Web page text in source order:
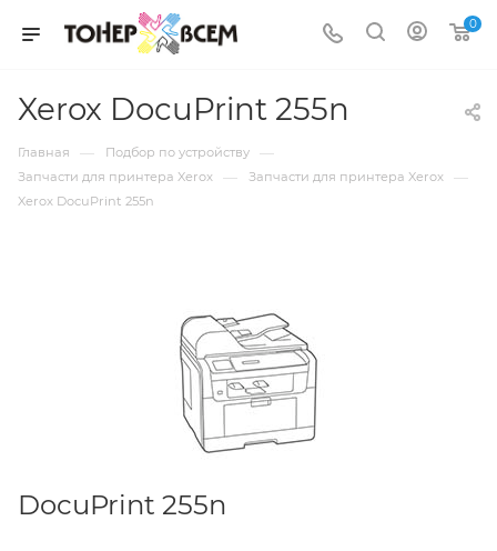
0
Xerox DocuPrint 255n
Главная — Подбор по устройству —
Запчасти для принтера Xerox — Запчасти для принтера Xerox —
Xerox DocuPrint 255n
DocuPrint 255n